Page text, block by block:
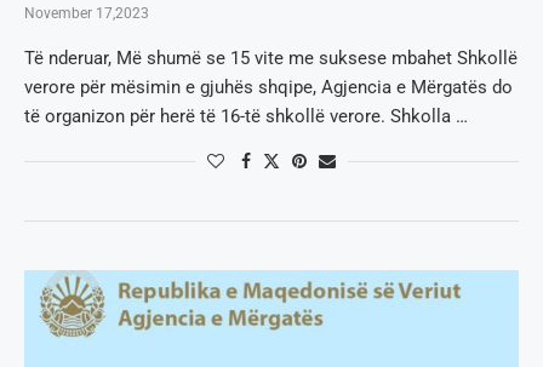
November 17,2023
Të nderuar, Më shumë se 15 vite me suksese mbahet Shkollë
verore për mësimin e gjuhës shqipe, Agjencia e Mërgatës do
të organizon për herë të 16-të shkollë verore. Shkolla …